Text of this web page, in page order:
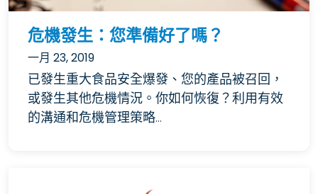
危機發生：您準備好了嗎？
一月 23, 2019
已發生重大食品安全爆發、您的產品被召回，
或發生其他危機情況。你如何恢復？利用有效
的溝通和危機管理策略...